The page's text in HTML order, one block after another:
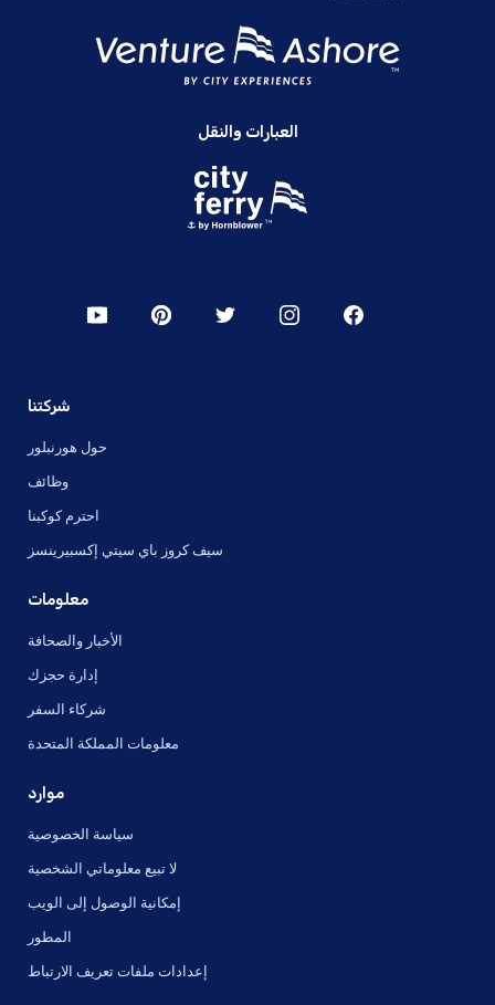
العبارات والنقل
شركتنا
حول هورنبلور
وظائف
احترم كوكبنا
سيف كروز باي سيتي إكسبيرينسز
معلومات
الأخبار والصحافة
إدارة حجزك
شركاء السفر
معلومات المملكة المتحدة
موارد
سياسة الخصوصية
لا تبيع معلوماتي الشخصية
إمكانية الوصول إلى الويب
المطور
إعدادات ملفات تعريف الارتباط